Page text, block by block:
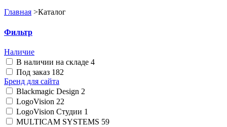
Главная >Каталог
Фильтр
Наличие
В наличии на складе 4
Под заказ 182
Бренд для сайта
Blackmagic Design 2
LogoVision 22
LogoVision Студии 1
MULTICAM SYSTEMS 59